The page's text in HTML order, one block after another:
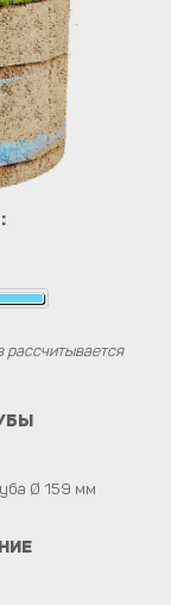
рассчитывается
Ø 159 мм